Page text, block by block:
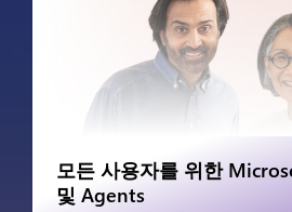
모든 사용자를 위한
및 Agents